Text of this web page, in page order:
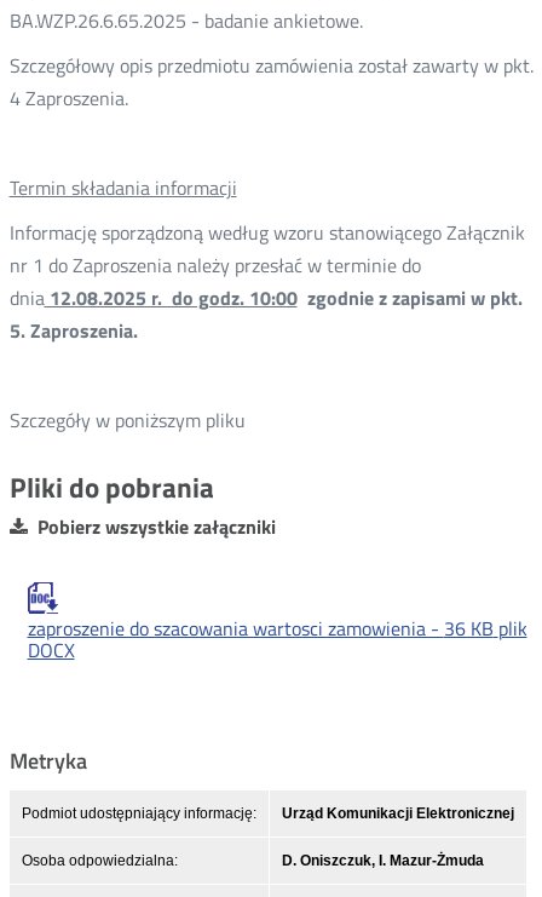
BA.WZP.26.6.65.2025 - badanie ankietowe.
Szczegółowy opis przedmiotu zamówienia został zawarty w pkt.
4 Zaproszenia.
Termin składania informacji
Informację sporządzoną według wzoru stanowiącego Załącznik
nr 1 do Zaproszenia należy przesłać w terminie do
dnia12.08.2025 r. do godz. 10:00zgodnie z zapisami w pkt.
5. Zaproszenia.
Szczegóły w poniższym pliku
Pliki do pobrania
Pobierz wszystkie załączniki
zaproszenie do szacowania wartosci zamowienia - 36 KB plik
DOCX
Metryka
Podmiot udostępniający informację: Urząd Komunikacji Elektronicznej
Osoba odpowiedzialna: D. Oniszczuk, I. Mazur-Żmuda